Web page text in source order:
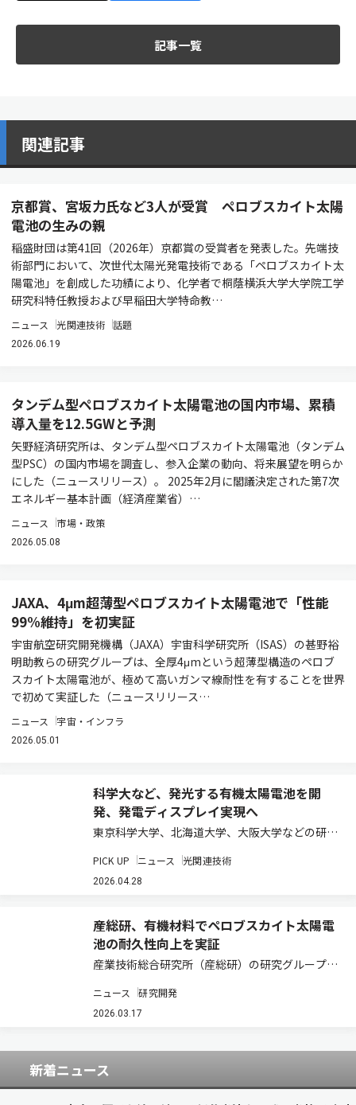
記事一覧
関連記事
京都賞、宮坂力氏など3人が受賞 ペロブスカイト太陽
電池の生みの親
稲盛財団は第41回（2026年）京都賞の受賞者を発表した。先端技
術部門において、次世代太陽光発電技術である「ペロブスカイト太
陽電池」を創成した功績により、化学者で桐蔭横浜大学大学院工学
研究科特任教授および早稲田大学特命教…
ニュース 光関連技術 話題
2026.06.19
タンデム型ペロブスカイト太陽電池の国内市場、累積
導入量を12.5GWと予測
矢野経済研究所は、タンデム型ペロブスカイト太陽電池（タンデム
型PSC）の国内市場を調査し、参入企業の動向、将来展望を明らか
にした（ニュースリリース）。 2025年2月に閣議決定された第7次
エネルギー基本計画（経済産業省）…
ニュース 市場・政策
2026.05.08
JAXA、4μm超薄型ペロブスカイト太陽電池で「性能
99%維持」を初実証
宇宙航空研究開発機構（JAXA）宇宙科学研究所（ISAS）の甚野裕
明助教らの研究グループは、全厚4μmという超薄型構造のペロブ
スカイト太陽電池が、極めて高いガンマ線耐性を有することを世界
で初めて実証した（ニュースリリース…
ニュース 宇宙・インフラ
2026.05.01
科学大など、発光する有機太陽電池を開
発、発電ディスプレイ実現へ
東京科学大学、北海道大学、大阪大学などの研究
陽電池を開発した（ニュースリリース）。 太陽電
池と有機ELはともにダイオード素子であるが、1
PICK UP ニュース 光関連技術
2026.04.28
産総研、有機材料でペロブスカイト太陽電
池の耐久性向上を実証
産業技術総合研究所（産総研）の研究グループ
スカイト太陽電池の耐熱性と屋外耐久性向上を実
証した（ニュースリリース）。 ペロブスカイト太
題…
ニュース 研究開発
2026.03.17
新着ニュース